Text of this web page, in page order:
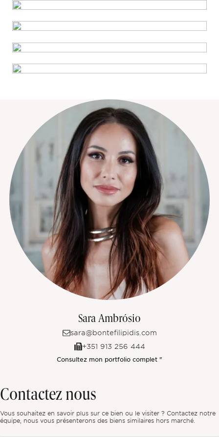
Sara Ambrósio
sara@bontefilipidis.com
+351 913 256 444
Consultez mon portfolio complet "
Contactez nous
Vous souhaitez en savoir plus sur ce bien ou le visiter ? Contactez notre
équipe, nous vous présenterons des biens similaires hors marché.